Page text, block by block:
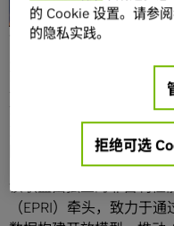
能源供应。随着全球能源
工具也必须与时俱进。
为了推动新一代发电和配
开放电力 AI
企业、科技公司以及科研
力领域特有的挑战，例如
网负荷的显著增长等。
该联盟由独立的非营利性
（EPRI）牵头，致力于
的 Cookie 设置。请参
的隐私实践。
拒绝可选